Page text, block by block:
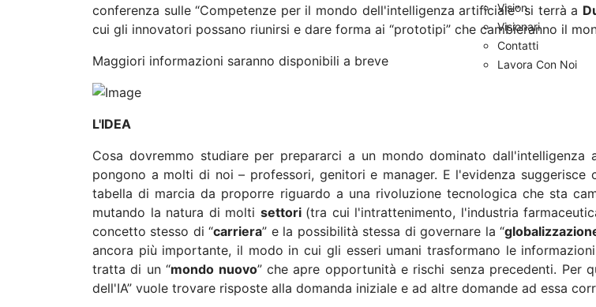
Vision
Visionari
Contatti
Lavora Con Noi
conferenza sulle “Competenze per il mondo dell'intelligenza artificiale” si terrà a
cui gli innovatori possano riunirsi e dare forma ai “prototipi” che cambieranno il
Maggiori informazioni saranno disponibili a breve
L'IDEA
Cosa dovremmo studiare per prepararci a un mondo dominato
pongono a molti di noi – professori, genitori e manager. E l'evidenza
tabella di marcia da proporre riguardo a una rivoluzione tecnologica che sta
mutando la natura di molti settori (tra cui l'intrattenimento, l'industria
concetto stesso di “carriera” e la possibilità stessa di governare la “
ancora più importante, il modo in cui gli esseri umani trasformano le
tratta di un “mondo nuovo” che apre opportunità e rischi senza precedenti. Per
dell'IA” vuole trovare risposte alla domanda iniziale e ad altre domande ad essa